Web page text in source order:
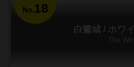
No.18
白鷺城 / ホワ
The